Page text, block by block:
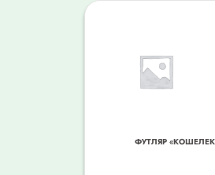
ФУТЛЯР